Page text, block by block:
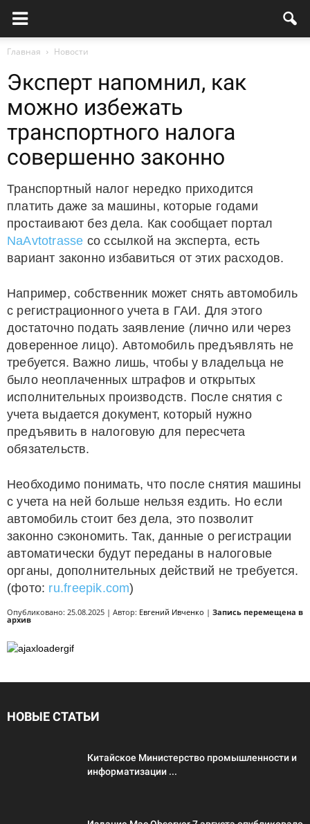
Главная Новости
Эксперт напомнил, как
можно избежать
транспортного налога
совершенно законно
Транспортный налог нередко приходится
платить даже за машины, которые годами
простаивают без дела. Как сообщает портал
NaAvtotrasse со ссылкой на эксперта, есть
вариант законно избавиться от этих расходов.
Например, собственник может снять автомобиль
с регистрационного учета в ГАИ. Для этого
достаточно подать заявление (лично или через
доверенное лицо). Автомобиль предъявлять не
требуется. Важно лишь, чтобы у владельца не
было неоплаченных штрафов и открытых
исполнительных производств. После снятия с
учета выдается документ, который нужно
предъявить в налоговую для пересчета
обязательств.
Необходимо понимать, что после снятия машины
с учета на ней больше нельзя ездить. Но если
автомобиль стоит без дела, это позволит
законно сэкономить. Так, данные о регистрации
автоматически будут переданы в налоговые
органы, дополнительных действий не требуется.
(фото: ru.freepik.com)
Опубликовано: 25.08.2025 | Автор: Евгений Ивченко | Запись перемещена в
архив
НОВЫЕ СТАТЬИ
Китайское Министерство промышленности и
информатизации ...